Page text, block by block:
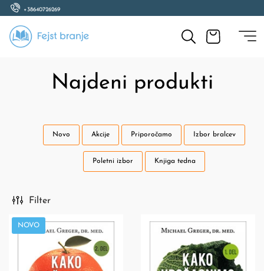
+38640726269
Najdeni produkti
Novo Akcije Priporočamo Izbor bralcev
Poletni izbor Knjiga tedna
Filter
NOVO